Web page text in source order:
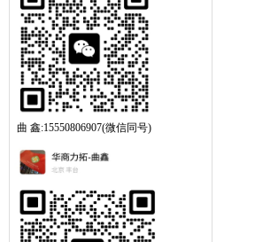
曲 鑫:15550806907(微信同号)